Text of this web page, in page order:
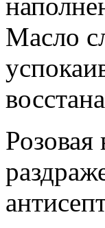
Масло
Розовая